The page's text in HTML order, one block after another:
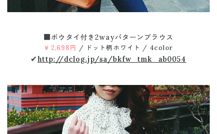
■ボウタイ付き2wayパターンブラウス
￥2,698円 / ドット柄ホワイト / 4color
✔http://dclog.jp/sa/bkfw_tmk_ab0054